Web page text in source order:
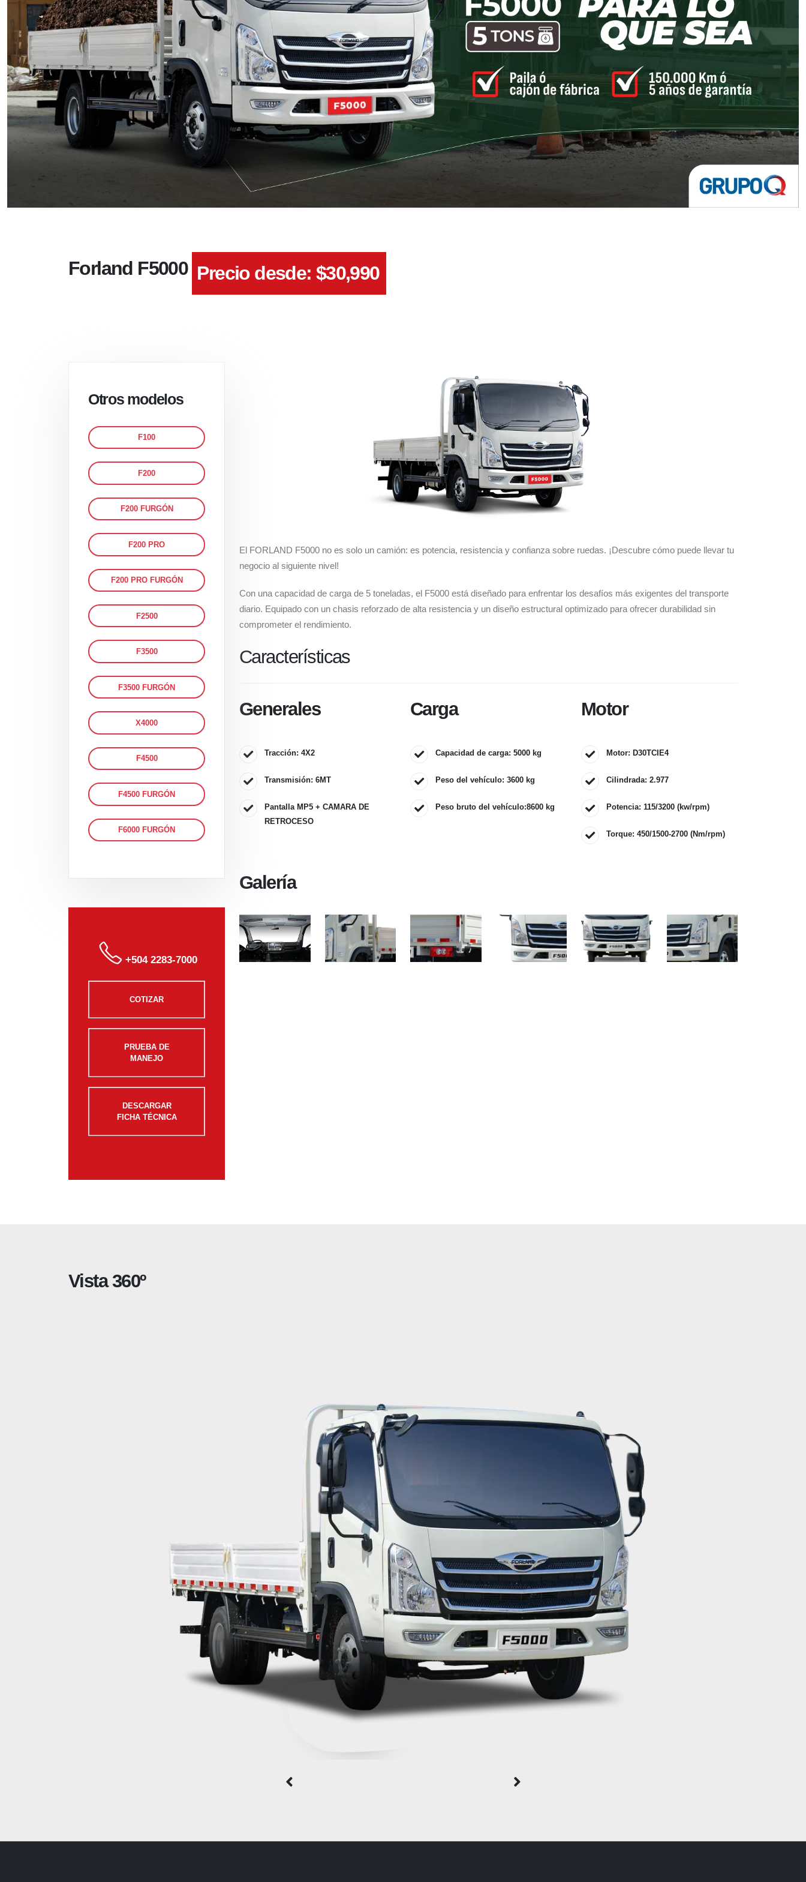
Forland F5000 Precio desde: $30,990
El FORLAND F5000 no es solo un camión: es potencia, resistencia y confianza sobre ruedas. ¡Descubre cómo puede llevar tu
negocio al siguiente nivel!
Con una capacidad de carga de 5 toneladas, el F5000 está diseñado para enfrentar los desafíos más exigentes del transporte
diario. Equipado con un chasis reforzado de alta resistencia y un diseño estructural optimizado para ofrecer durabilidad sin
comprometer el rendimiento.
Características
Generales
Tracción: 4X2
Transmisión: 6MT
Pantalla MP5 + CAMARA DE
RETROCESO
Carga
Capacidad de carga: 5000 kg
Peso del vehículo: 3600 kg
Peso bruto del vehículo:8600 kg
Motor
Motor: D30TCIE4
Cilindrada: 2.977
Potencia: 115/3200 (kw/rpm)
Torque: 450/1500-2700 (Nm/rpm)
Galería
Otros modelos
F100
F200
F200 FURGÓN
F200 PRO
F200 PRO FURGÓN
F2500
F3500
F3500 FURGÓN
X4000
F4500
F4500 FURGÓN
F6000 FURGÓN
+504 2283-7000
COTIZAR
PRUEBA DE
MANEJO
DESCARGAR
FICHA TÉCNICA
Vista 360º